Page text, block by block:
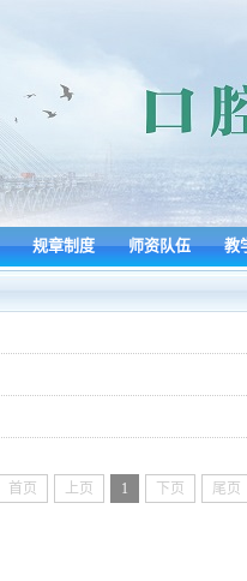
规章制度 师资队伍 教
首页 上页 1 下页 尾页